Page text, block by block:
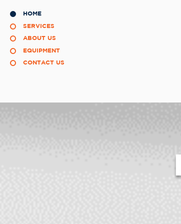
HOME
SERVICES
ABOUT US
EQUIPMENT
CONTACT US